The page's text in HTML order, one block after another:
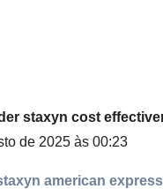
staxyn cost
de 2025 às 00:23
american